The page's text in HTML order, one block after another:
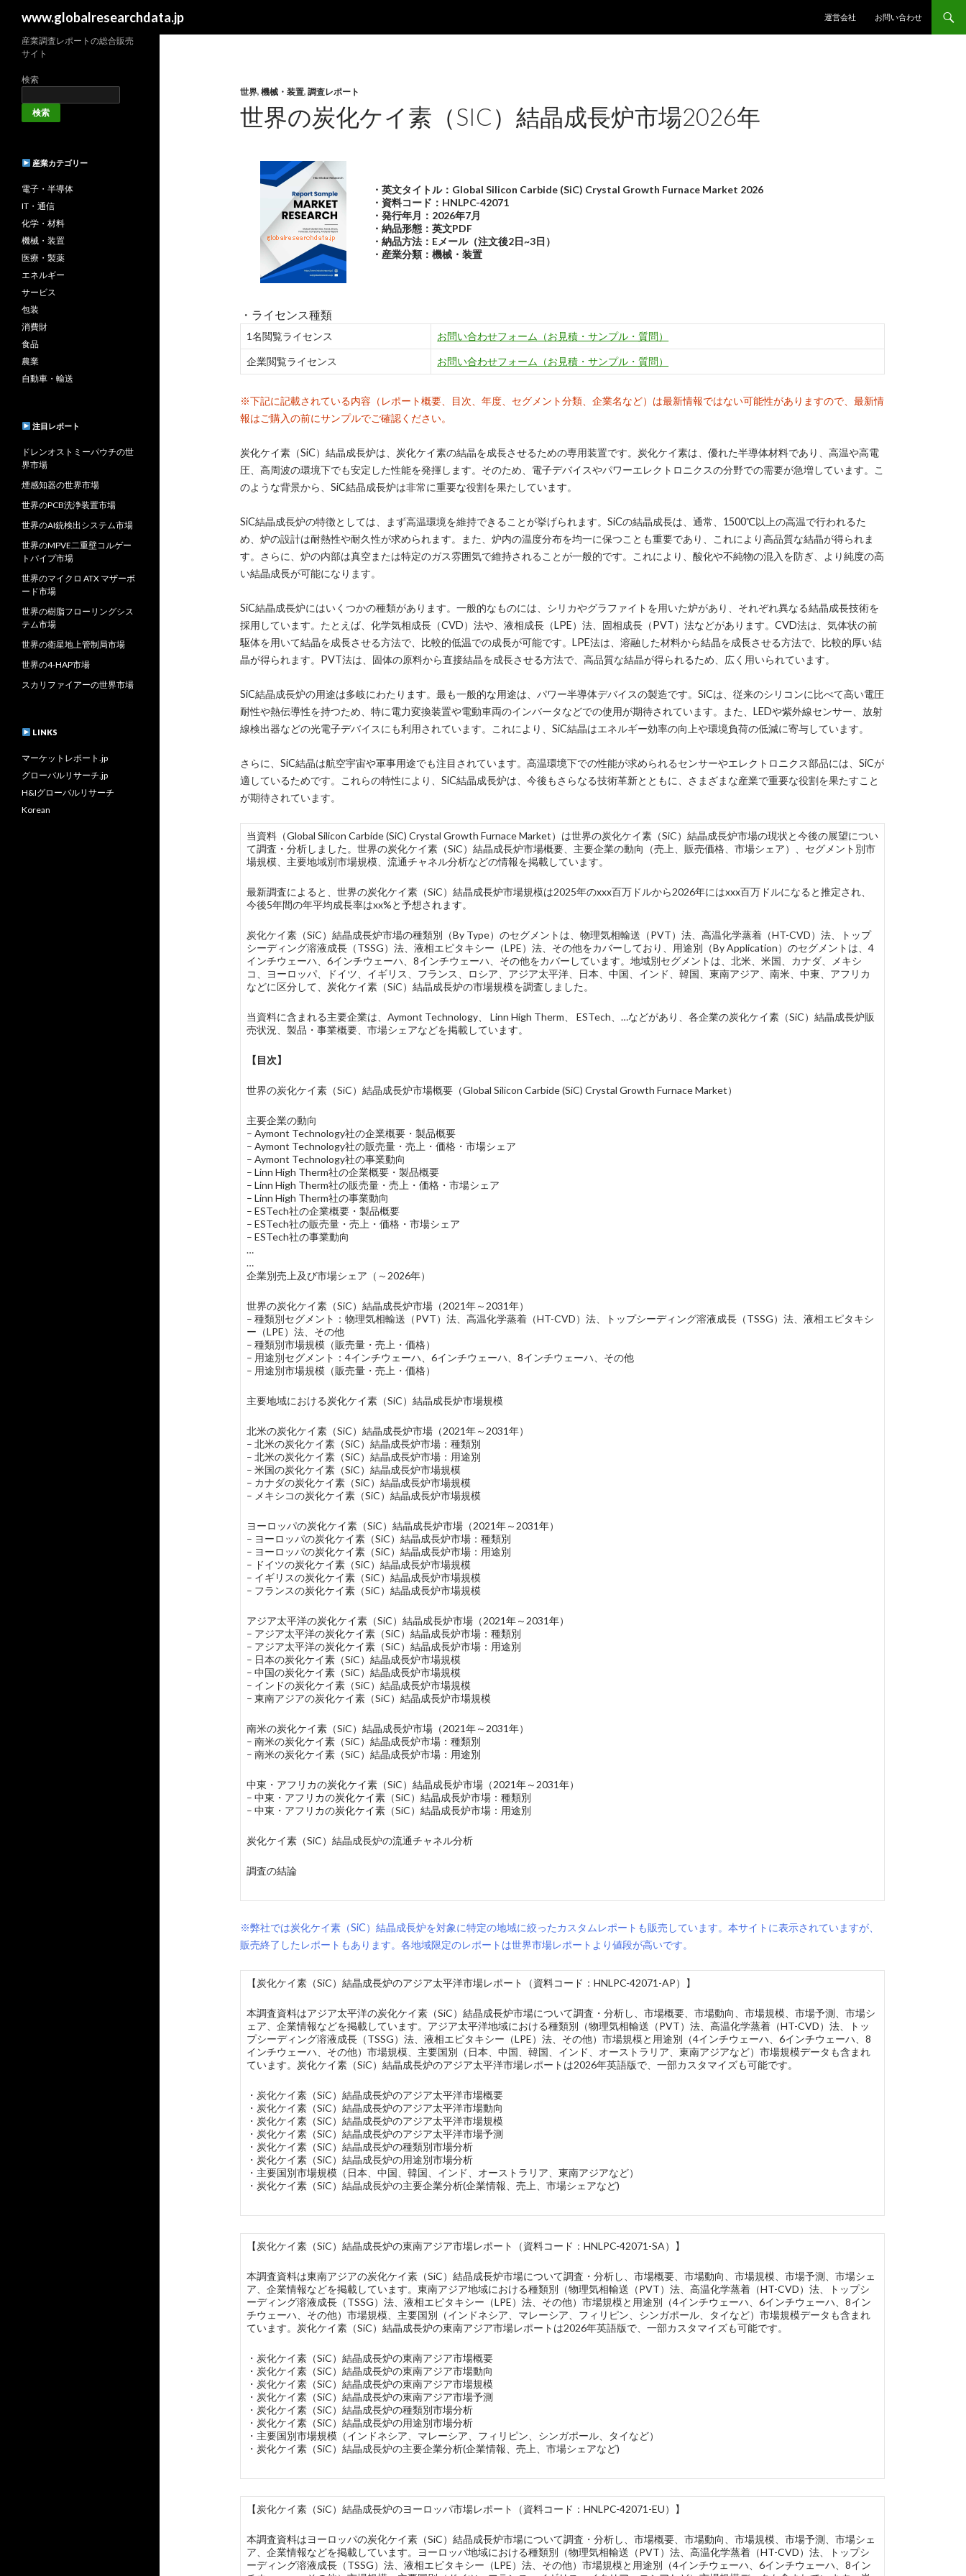
www.globalresearchdata.jp
運営会社
お問い合わせ
世界,機械・装置,調査レポート
世界の炭化ケイ素（SIC）結晶成長炉市場2026年
・英文タイトル：Global Silicon Carbide (SiC) Crystal Growth Furnace Market 2026
・資料コード：HNLPC-42071
・発行年月：2026年7月
・納品形態：英文PDF
・納品方法：Eメール（注文後2日~3日）
・産業分類：機械・装置
・ライセンス種類
1名閲覧ライセンス お問い合わせフォーム（お見積・サンプル・質問）
企業閲覧ライセンス お問い合わせフォーム（お見積・サンプル・質問）
※下記に記載されている内容（レポート概要、目次、年度、セグメント分類、企業名など）は最新情報ではない可能性がありますので、最新情
報はご購入の前にサンプルでご確認ください。
炭化ケイ素（SiC）結晶成長炉は、炭化ケイ素の結晶を成長させるための専用装置です。炭化ケイ素は、優れた半導体材料であり、高温や高電
圧、高周波の環境下でも安定した性能を発揮します。そのため、電子デバイスやパワーエレクトロニクスの分野での需要が急増しています。こ
のような背景から、SiC結晶成長炉は非常に重要な役割を果たしています。
SiC結晶成長炉の特徴としては、まず高温環境を維持できることが挙げられます。SiCの結晶成長は、通常、1500℃以上の高温で行われるた
め、炉の設計は耐熱性や耐久性が求められます。また、炉内の温度分布を均一に保つことも重要であり、これにより高品質な結晶が得られま
す。さらに、炉の内部は真空または特定のガス雰囲気で維持されることが一般的です。これにより、酸化や不純物の混入を防ぎ、より純度の高
い結晶成長が可能になります。
SiC結晶成長炉にはいくつかの種類があります。一般的なものには、シリカやグラファイトを用いた炉があり、それぞれ異なる結晶成長技術を
採用しています。たとえば、化学気相成長（CVD）法や、液相成長（LPE）法、固相成長（PVT）法などがあります。CVD法は、気体状の前
駆体を用いて結晶を成長させる方法で、比較的低温での成長が可能です。LPE法は、溶融した材料から結晶を成長させる方法で、比較的厚い結
晶が得られます。PVT法は、固体の原料から直接結晶を成長させる方法で、高品質な結晶が得られるため、広く用いられています。
SiC結晶成長炉の用途は多岐にわたります。最も一般的な用途は、パワー半導体デバイスの製造です。SiCは、従来のシリコンに比べて高い電圧
耐性や熱伝導性を持つため、特に電力変換装置や電動車両のインバータなどでの使用が期待されています。また、LEDや紫外線センサー、放射
線検出器などの光電子デバイスにも利用されています。これにより、SiC結晶はエネルギー効率の向上や環境負荷の低減に寄与しています。
さらに、SiC結晶は航空宇宙や軍事用途でも注目されています。高温環境下での性能が求められるセンサーやエレクトロニクス部品には、SiCが
適しているためです。これらの特性により、SiC結晶成長炉は、今後もさらなる技術革新とともに、さまざまな産業で重要な役割を果たすこと
が期待されています。
当資料（Global Silicon Carbide (SiC) Crystal Growth Furnace Market）は世界の炭化ケイ素（SiC）結晶成長炉市場の現状と今後の展望につい
て調査・分析しました。世界の炭化ケイ素（SiC）結晶成長炉市場概要、主要企業の動向（売上、販売価格、市場シェア）、セグメント別市
場規模、主要地域別市場規模、流通チャネル分析などの情報を掲載しています。
最新調査によると、世界の炭化ケイ素（SiC）結晶成長炉市場規模は2025年のxxx百万ドルから2026年にはxxx百万ドルになると推定され、
今後5年間の年平均成長率はxx%と予想されます。
炭化ケイ素（SiC）結晶成長炉市場の種類別（By Type）のセグメントは、物理気相輸送（PVT）法、高温化学蒸着（HT-CVD）法、トップ
シーディング溶液成長（TSSG）法、液相エピタキシー（LPE）法、その他をカバーしており、用途別（By Application）のセグメントは、4
インチウェーハ、6インチウェーハ、8インチウェーハ、その他をカバーしています。地域別セグメントは、北米、米国、カナダ、メキシ
コ、ヨーロッパ、ドイツ、イギリス、フランス、ロシア、アジア太平洋、日本、中国、インド、韓国、東南アジア、南米、中東、アフリカ
などに区分して、炭化ケイ素（SiC）結晶成長炉の市場規模を調査しました。
当資料に含まれる主要企業は、Aymont Technology、 Linn High Therm、 ESTech、…などがあり、各企業の炭化ケイ素（SiC）結晶成長炉販
売状況、製品・事業概要、市場シェアなどを掲載しています。
【目次】
世界の炭化ケイ素（SiC）結晶成長炉市場概要（Global Silicon Carbide (SiC) Crystal Growth Furnace Market）
主要企業の動向
– Aymont Technology社の企業概要・製品概要
– Aymont Technology社の販売量・売上・価格・市場シェア
– Aymont Technology社の事業動向
– Linn High Therm社の企業概要・製品概要
– Linn High Therm社の販売量・売上・価格・市場シェア
– Linn High Therm社の事業動向
– ESTech社の企業概要・製品概要
– ESTech社の販売量・売上・価格・市場シェア
– ESTech社の事業動向
…
…
企業別売上及び市場シェア（～2026年）
世界の炭化ケイ素（SiC）結晶成長炉市場（2021年～2031年）
– 種類別セグメント：物理気相輸送（PVT）法、高温化学蒸着（HT-CVD）法、トップシーディング溶液成長（TSSG）法、液相エピタキシ
ー（LPE）法、その他
– 種類別市場規模（販売量・売上・価格）
– 用途別セグメント：4インチウェーハ、6インチウェーハ、8インチウェーハ、その他
– 用途別市場規模（販売量・売上・価格）
主要地域における炭化ケイ素（SiC）結晶成長炉市場規模
北米の炭化ケイ素（SiC）結晶成長炉市場（2021年～2031年）
– 北米の炭化ケイ素（SiC）結晶成長炉市場：種類別
– 北米の炭化ケイ素（SiC）結晶成長炉市場：用途別
– 米国の炭化ケイ素（SiC）結晶成長炉市場規模
– カナダの炭化ケイ素（SiC）結晶成長炉市場規模
– メキシコの炭化ケイ素（SiC）結晶成長炉市場規模
ヨーロッパの炭化ケイ素（SiC）結晶成長炉市場（2021年～2031年）
– ヨーロッパの炭化ケイ素（SiC）結晶成長炉市場：種類別
– ヨーロッパの炭化ケイ素（SiC）結晶成長炉市場：用途別
– ドイツの炭化ケイ素（SiC）結晶成長炉市場規模
– イギリスの炭化ケイ素（SiC）結晶成長炉市場規模
– フランスの炭化ケイ素（SiC）結晶成長炉市場規模
アジア太平洋の炭化ケイ素（SiC）結晶成長炉市場（2021年～2031年）
– アジア太平洋の炭化ケイ素（SiC）結晶成長炉市場：種類別
– アジア太平洋の炭化ケイ素（SiC）結晶成長炉市場：用途別
– 日本の炭化ケイ素（SiC）結晶成長炉市場規模
– 中国の炭化ケイ素（SiC）結晶成長炉市場規模
– インドの炭化ケイ素（SiC）結晶成長炉市場規模
– 東南アジアの炭化ケイ素（SiC）結晶成長炉市場規模
南米の炭化ケイ素（SiC）結晶成長炉市場（2021年～2031年）
– 南米の炭化ケイ素（SiC）結晶成長炉市場：種類別
– 南米の炭化ケイ素（SiC）結晶成長炉市場：用途別
中東・アフリカの炭化ケイ素（SiC）結晶成長炉市場（2021年～2031年）
– 中東・アフリカの炭化ケイ素（SiC）結晶成長炉市場：種類別
– 中東・アフリカの炭化ケイ素（SiC）結晶成長炉市場：用途別
炭化ケイ素（SiC）結晶成長炉の流通チャネル分析
調査の結論
※弊社では炭化ケイ素（SiC）結晶成長炉を対象に特定の地域に絞ったカスタムレポートも販売しています。本サイトに表示されていますが、
販売終了したレポートもあります。各地域限定のレポートは世界市場レポートより値段が高いです。
【炭化ケイ素（SiC）結晶成長炉のアジア太平洋市場レポート（資料コード：HNLPC-42071-AP）】
本調査資料はアジア太平洋の炭化ケイ素（SiC）結晶成長炉市場について調査・分析し、市場概要、市場動向、市場規模、市場予測、市場シ
ェア、企業情報などを掲載しています。アジア太平洋地域における種類別（物理気相輸送（PVT）法、高温化学蒸着（HT-CVD）法、トッ
プシーディング溶液成長（TSSG）法、液相エピタキシー（LPE）法、その他）市場規模と用途別（4インチウェーハ、6インチウェーハ、8
インチウェーハ、その他）市場規模、主要国別（日本、中国、韓国、インド、オーストラリア、東南アジアなど）市場規模データも含まれ
ています。炭化ケイ素（SiC）結晶成長炉のアジア太平洋市場レポートは2026年英語版で、一部カスタマイズも可能です。
・炭化ケイ素（SiC）結晶成長炉のアジア太平洋市場概要
・炭化ケイ素（SiC）結晶成長炉のアジア太平洋市場動向
・炭化ケイ素（SiC）結晶成長炉のアジア太平洋市場規模
・炭化ケイ素（SiC）結晶成長炉のアジア太平洋市場予測
・炭化ケイ素（SiC）結晶成長炉の種類別市場分析
・炭化ケイ素（SiC）結晶成長炉の用途別市場分析
・主要国別市場規模（日本、中国、韓国、インド、オーストラリア、東南アジアなど）
・炭化ケイ素（SiC）結晶成長炉の主要企業分析(企業情報、売上、市場シェアなど)
【炭化ケイ素（SiC）結晶成長炉の東南アジア市場レポート（資料コード：HNLPC-42071-SA）】
本調査資料は東南アジアの炭化ケイ素（SiC）結晶成長炉市場について調査・分析し、市場概要、市場動向、市場規模、市場予測、市場シェ
ア、企業情報などを掲載しています。東南アジア地域における種類別（物理気相輸送（PVT）法、高温化学蒸着（HT-CVD）法、トップシ
ーディング溶液成長（TSSG）法、液相エピタキシー（LPE）法、その他）市場規模と用途別（4インチウェーハ、6インチウェーハ、8イン
チウェーハ、その他）市場規模、主要国別（インドネシア、マレーシア、フィリピン、シンガポール、タイなど）市場規模データも含まれ
ています。炭化ケイ素（SiC）結晶成長炉の東南アジア市場レポートは2026年英語版で、一部カスタマイズも可能です。
・炭化ケイ素（SiC）結晶成長炉の東南アジア市場概要
・炭化ケイ素（SiC）結晶成長炉の東南アジア市場動向
・炭化ケイ素（SiC）結晶成長炉の東南アジア市場規模
・炭化ケイ素（SiC）結晶成長炉の東南アジア市場予測
・炭化ケイ素（SiC）結晶成長炉の種類別市場分析
・炭化ケイ素（SiC）結晶成長炉の用途別市場分析
・主要国別市場規模（インドネシア、マレーシア、フィリピン、シンガポール、タイなど）
・炭化ケイ素（SiC）結晶成長炉の主要企業分析(企業情報、売上、市場シェアなど)
【炭化ケイ素（SiC）結晶成長炉のヨーロッパ市場レポート（資料コード：HNLPC-42071-EU）】
本調査資料はヨーロッパの炭化ケイ素（SiC）結晶成長炉市場について調査・分析し、市場概要、市場動向、市場規模、市場予測、市場シェ
ア、企業情報などを掲載しています。ヨーロッパ地域における種類別（物理気相輸送（PVT）法、高温化学蒸着（HT-CVD）法、トップシ
ーディング溶液成長（TSSG）法、液相エピタキシー（LPE）法、その他）市場規模と用途別（4インチウェーハ、6インチウェーハ、8イン
産業調査レポートの総合販売
サイト
検索
検索
産業カテゴリー
電子・半導体
IT・通信
化学・材料
機械・装置
医療・製薬
エネルギー
サービス
包装
消費財
食品
農業
自動車・輸送
注目レポート
ドレンオストミーパウチの世
界市場
煙感知器の世界市場
世界のPCB洗浄装置市場
世界のAI銃検出システム市場
世界のMPVE二重壁コルゲー
トパイプ市場
世界のマイクロ ATX マザーボ
ード市場
世界の樹脂フローリングシス
テム市場
世界の衛星地上管制局市場
世界の4-HAP市場
スカリファイアーの世界市場
LINKS
マーケットレポート.jp
グローバルリサーチ.jp
H&Iグローバルリサーチ
Korean